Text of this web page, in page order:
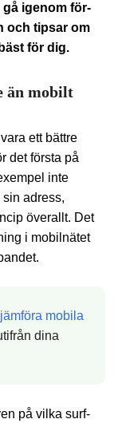
gå igenom för-
och tipsar om
för dig.
än mobilt
ett bättre
det första på
inte
adress,
överallt. Det
i mobilnätet
jämföra mobila
dina
på vilka surf-